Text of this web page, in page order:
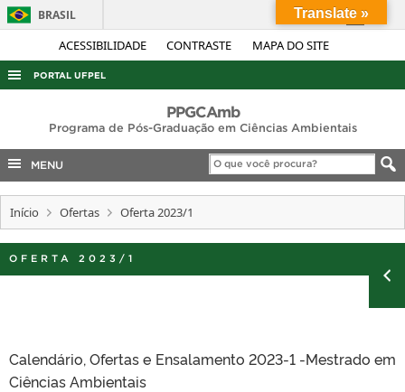
ACESSIBILIDADE CONTRASTE MAPA DO SITE
BRASIL
Simplifique!
Acesso à informação
Legislação
Canais
PORTAL UFPEL
AUDITORIA
COBALTO
CONCURSOS
EDITAIS
INTERNACIONAL
PPGCAmb
Programa de Pós-Graduação em Ciências Ambientais
MENU
Início Ofertas Oferta 2023/1
OFERTA 2023/1
Calendário, Ofertas e Ensalamento 2023-1 -Mestrado em
Ciências Ambientais
Translate »